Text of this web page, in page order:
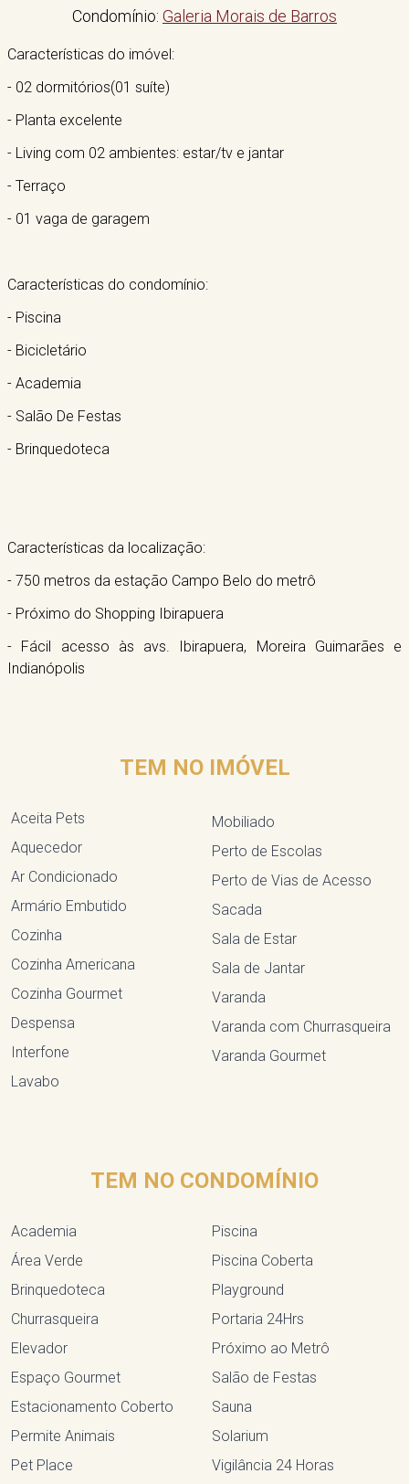
Condomínio: Galeria Morais de Barros
Características do imóvel:
- 02 dormitórios(01 suíte)
- Planta excelente
- Living com 02 ambientes: estar/tv e jantar
- Terraço
- 01 vaga de garagem
Características do condomínio:
- Piscina
- Bicicletário
- Academia
- Salão De Festas
- Brinquedoteca
Características da localização:
- 750 metros da estação Campo Belo do metrô
- Próximo do Shopping Ibirapuera
- Fácil acesso às avs. Ibirapuera, Moreira Guimarães e
Indianópolis
TEM NO IMÓVEL
Aceita Pets
Aquecedor
Ar Condicionado
Armário Embutido
Cozinha
Cozinha Americana
Cozinha Gourmet
Despensa
Interfone
Lavabo
Mobiliado
Perto de Escolas
Perto de Vias de Acesso
Sacada
Sala de Estar
Sala de Jantar
Varanda
Varanda com Churrasqueira
Varanda Gourmet
TEM NO CONDOMÍNIO
Academia
Área Verde
Brinquedoteca
Churrasqueira
Elevador
Espaço Gourmet
Estacionamento Coberto
Permite Animais
Pet Place
Piscina
Piscina Coberta
Playground
Portaria 24Hrs
Próximo ao Metrô
Salão de Festas
Sauna
Solarium
Vigilância 24 Horas